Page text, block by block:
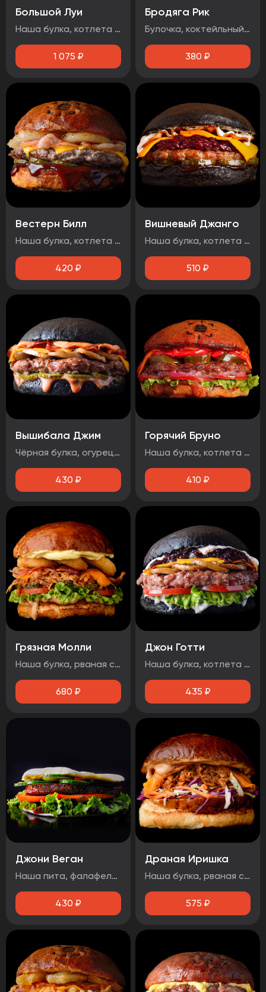
Большой Луи
Наша булка, котлета говяжья 2шт, помидор, огурец маринованный, луковые кольца, бекон, лист салата, сыр чеддер, соус барбекю, соус медово-горчичный
1 075 ₽
Бродяга Рик
Булочка, коктейльный соус, маринованный огурец, помидоры, фирменная курица в панировке, сыр чеддер, бекон.
380 ₽
Вестерн Билл
Наша булка, котлета говяжья, луковые кольца, огурец маринованный, бекон, сыр чеддер, соус барбекю.
420 ₽
Вишневый Джанго
Наша булка, котлета говяжья, бекон, огурец маринованный, вишнёвый чатни, сыр чеддер, соус барбекю, чесночный соус, Осторожно! Могут попадаться косточки вишни!
510 ₽
Вышибала Джим
Чёрная булка, огурец маринованный, говядина, грибы, бекон, сыр чеддер, два фирменных соуса
430 ₽
Горячий Бруно
Наша булка, котлета говяжья, помидор, лук маринованный, лист салата, соус барбекю, перец болгарский тушеный, халапеньо, сыр чеддер, острый соус.
410 ₽
Грязная Молли
Наша булка, рваная свинина, лист салата, бекон, огурец маринованный, помидор, сыр чеддер, луковые кольца, соус барбекю, медово-горчичный соус.
680 ₽
Джон Готти
Наша булка, котлета говяжья, помидор, лист салата, соус дорблю, грибы, сыр чеддер, луковый джем, чесночный соус.
435 ₽
Джони Веган
Наша пита, фалафель, лист салата, помидор, свежий огурец, соус 1000 островов.
430 ₽
Драная Иришка
Наша булка, рваная свинина, салат Коул Слоу, сыр чеддер, соус барбекю.
575 ₽